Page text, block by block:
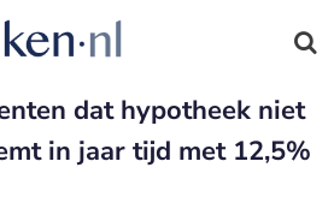
dat hypotheek niet
in jaar tijd met 12,5%